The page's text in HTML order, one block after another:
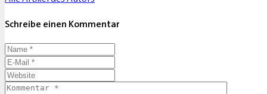
Schreibe einen Kommentar